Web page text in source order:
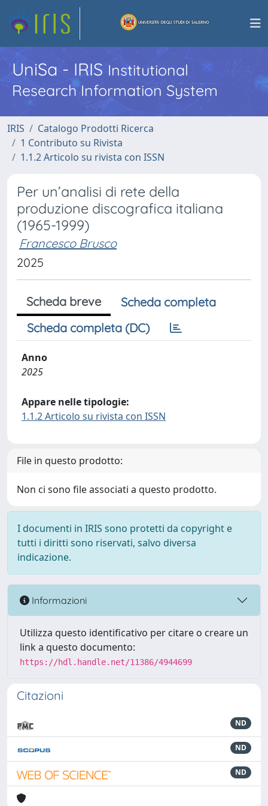
UniSa - IRISInstitutional
Research Information System
IRIS
Catalogo Prodotti Ricerca
1 Contributo su Rivista
1.1.2 Articolo su rivista con ISSN
Per un’analisi di rete della
produzione discografica italiana
(1965-1999)
Francesco Brusco
2025
Scheda breve
Scheda completa
Scheda completa (DC)
Anno
2025
Appare nelle tipologie:
1.1.2 Articolo su rivista con ISSN
File in questo prodotto:
Non ci sono file associati a questo prodotto.
I documenti in IRIS sono protetti da copyright e
tutti i diritti sono riservati, salvo diversa
indicazione.
Informazioni
Utilizza questo identificativo per citare o creare un
link a questo documento:
https://hdl.handle.net/11386/4944699
Citazioni
ND
ND
ND